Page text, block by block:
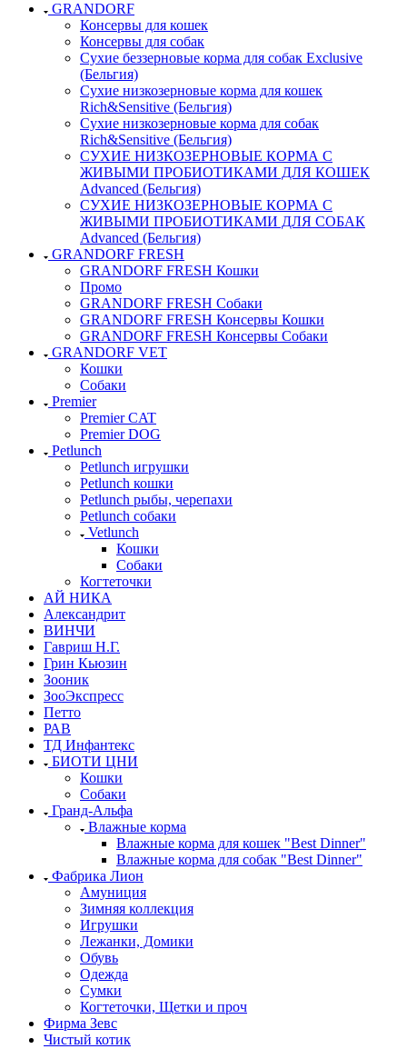
GRANDORF
Консервы для кошек
Консервы для собак
Сухие беззерновые корма для собак Exclusive
(Бельгия)
Сухие низкозерновые корма для кошек
Rich&Sensitive (Бельгия)
Сухие низкозерновые корма для собак
Rich&Sensitive (Бельгия)
СУХИЕ НИЗКОЗЕРНОВЫЕ КОРМА С
ЖИВЫМИ ПРОБИОТИКАМИ ДЛЯ КОШЕК
Advanced (Бельгия)
СУХИЕ НИЗКОЗЕРНОВЫЕ КОРМА С
ЖИВЫМИ ПРОБИОТИКАМИ ДЛЯ СОБАК
Advanced (Бельгия)
GRANDORF FRESH
GRANDORF FRESH Кошки
Промо
GRANDORF FRESH Собаки
GRANDORF FRESH Консервы Кошки
GRANDORF FRESH Консервы Собаки
GRANDORF VET
Кошки
Собаки
Premier
Premier CAT
Premier DOG
Petlunch
Petlunch игрушки
Petlunch кошки
Petlunch рыбы, черепахи
Petlunch собаки
Vetlunch
Кошки
Собаки
Когтеточки
АЙ НИКА
Александрит
ВИНЧИ
Гавриш Н.Г.
Грин Кьюзин
Зооник
ЗооЭкспресс
Петто
РАВ
ТД Инфантекс
БИОТИ ЦНИ
Кошки
Собаки
Гранд-Альфа
Влажные корма
Влажные корма для кошек "Best Dinner"
Влажные корма для собак "Best Dinner"
Фабрика Лион
Амуниция
Зимняя коллекция
Игрушки
Лежанки, Домики
Обувь
Одежда
Сумки
Когтеточки, Щетки и проч
Фирма Зевс
Чистый котик